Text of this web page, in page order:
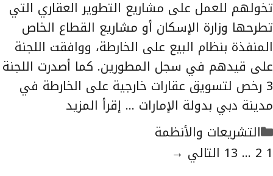
تخولهم للعمل على مشاريع التطوير العقاري التي
تطرحها وزارة الإسكان أو مشاريع القطاع الخاص
المنفذة بنظام البيع على الخارطة، ووافقت اللجنة
على قيدهم في سجل المطورين. كما أصدرت اللجنة
3 رخص لتسويق عقارات خارجية على الخارطة في
مدينة دبي بدولة الإمارات … إقرأ المزيد
التصنيفات
التشريعات والأنظمة
الصفحة
1 الصفحة
2
... الصفحة
13 التالي →